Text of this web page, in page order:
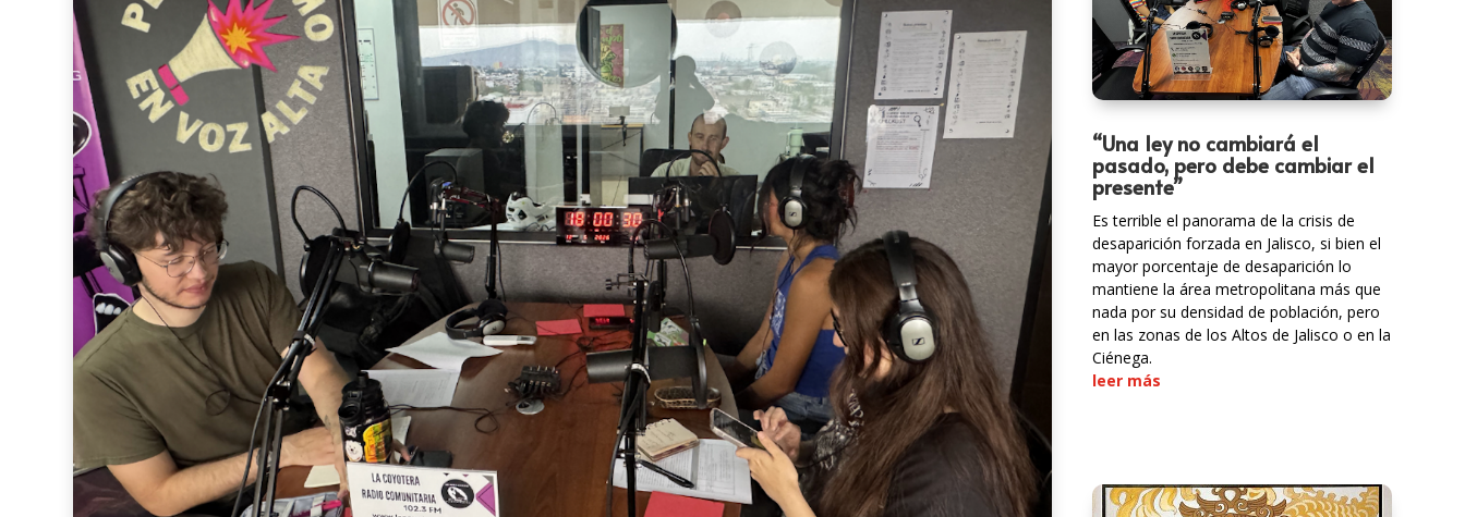
“Una ley no cambiará el
pasado, pero debe cambiar el
presente”
Es terrible el panorama de la crisis de
desaparición forzada en Jalisco, si bien el
mayor porcentaje de desaparición lo
mantiene la área metropolitana más que
nada por su densidad de población, pero
en las zonas de los Altos de Jalisco o en la
Ciénega.
leer más